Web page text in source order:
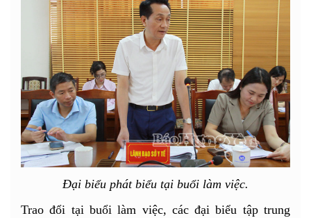
Đại biểu phát biểu tại buổi làm việc.
Trao đổi tại buổi làm việc, các đại biểu tập trung